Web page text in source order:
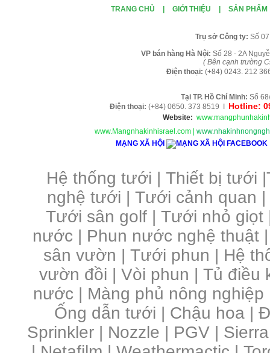
TRANG CHỦ GIỚI THIỆU SẢN PHẨM
Trụ sở Công ty: Số
VP bán hàng Hà Nội: Số 28 - 2A
( Bên cạnh trường
Điện thoại: (+84) 0243. 212
Tại TP. H ồ Chí Minh: Số
Điện thoại: (+84) 0650. 373 8519 I Hotline:
Website:
www.Mangnhakinhisrael.com
MẠNG XÃ HỘI
Hệ thống tưới | Thiết bị tưới |
nghệ tưới | Tưới cảnh quan |
Tưới sân golf |Tưới nhỏ giọt
nước | Phun nước nghệ thuật
sân vườn |Tưới phun | Hệ
vườn đồi | Vòi phun | Tủ điều
nước | Màng phủ nông
Ống dẫn tưới | Chậu hoa |
Sprinkler | Nozzle | PGV |